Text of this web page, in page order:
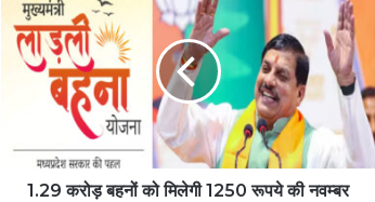
1.29 करोड़ बहनों को मिलेगी 1250 रूपये की नवम्बर